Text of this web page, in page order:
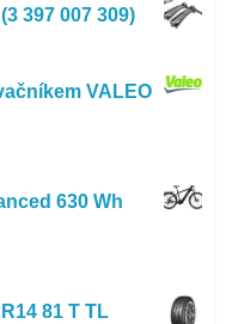
397 007 309)
VALEO
630 Wh
81 T TL